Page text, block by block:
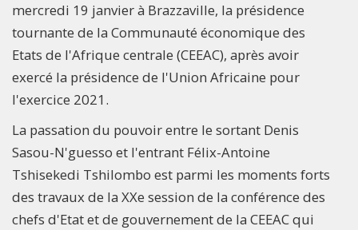
mercredi 19 janvier à Brazzaville, la présidence
tournante de la Communauté économique des
Etats de l'Afrique centrale (CEEAC), après avoir
exercé la présidence de l'Union Africaine pour
l'exercice 2021.
La passation du pouvoir entre le sortant Denis
Sasou-N'guesso et l'entrant Félix-Antoine
Tshisekedi Tshilombo est parmi les moments forts
des travaux de la XXe session de la conférence des
chefs d'Etat et de gouvernement de la CEEAC qui